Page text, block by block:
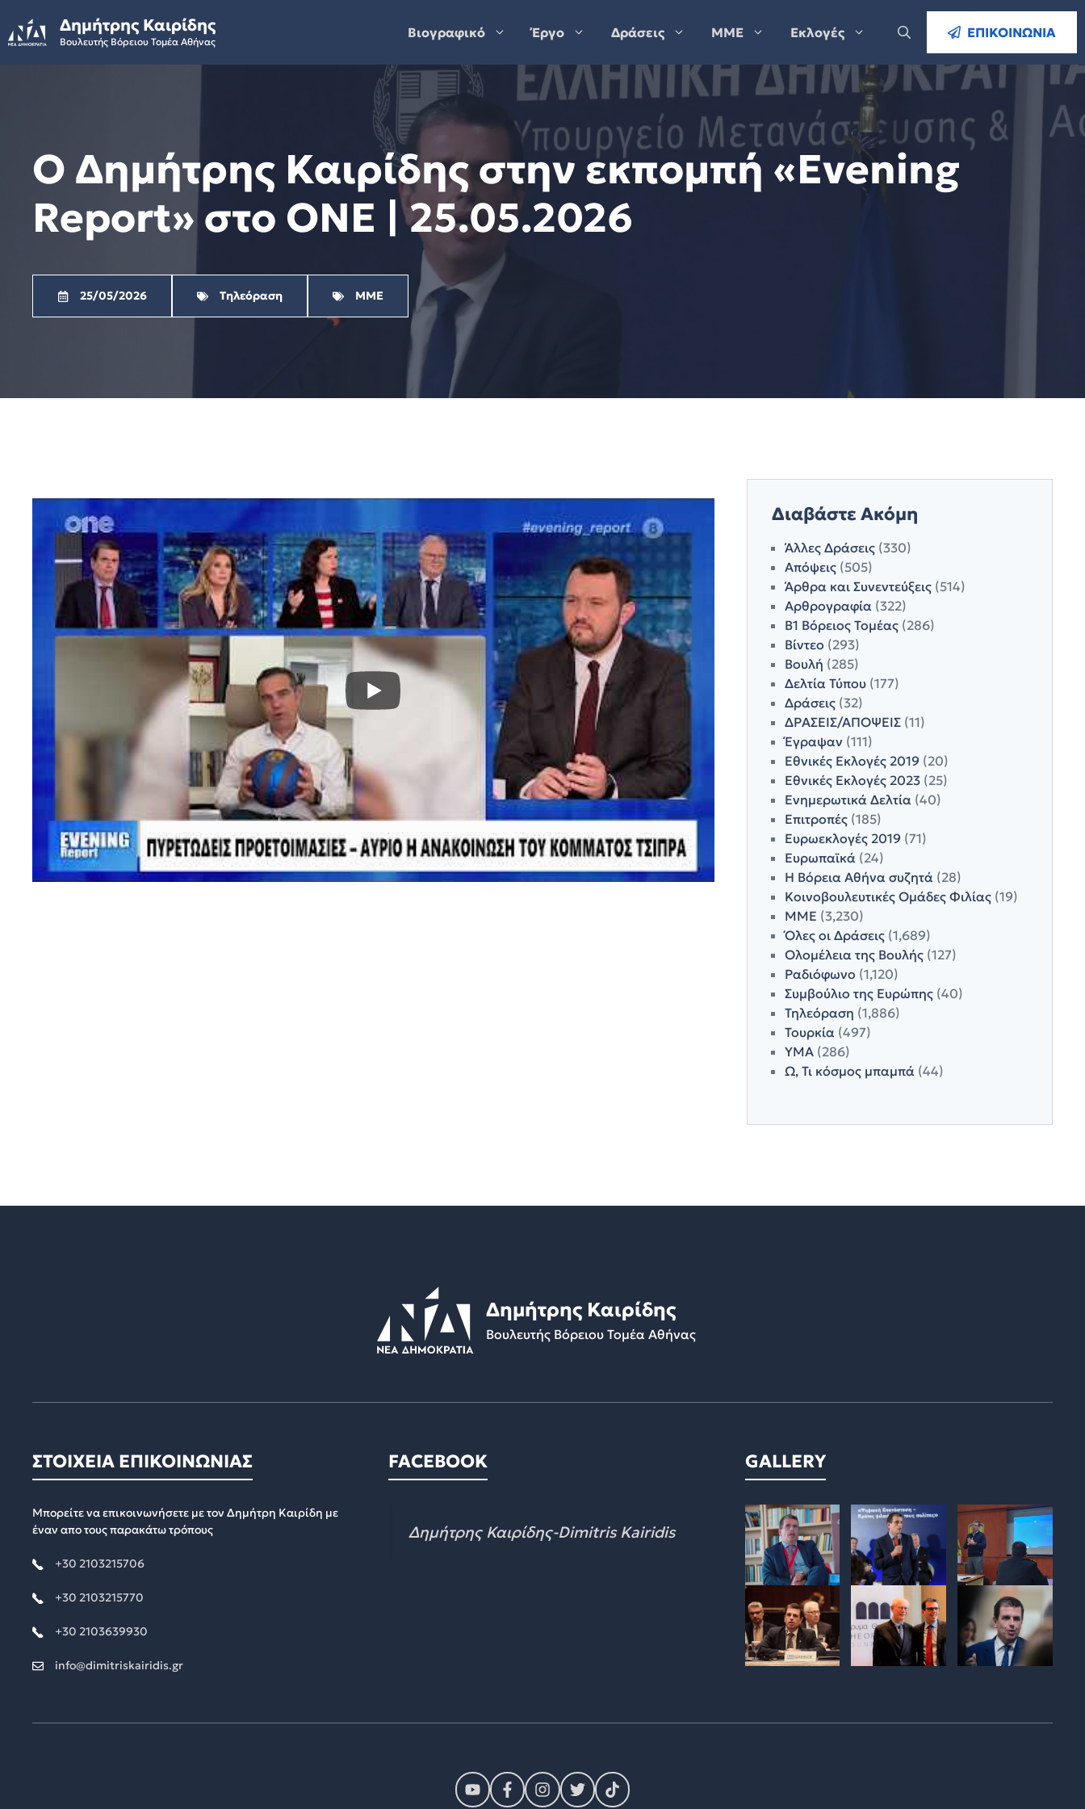
to
content
Δημήτρης Καιρίδης
Βουλευτής Βόρειου Τομέα Αθήνας
Βιογραφικό Έργο Δράσεις ΜΜΕ Εκλογές ΕΠΙΚΟΙΝΩΝΙΑ
Ο Δημήτρης Καιρίδης στην εκπομπή «Evening
Report» στο ONE | 25.05.2026
25/05/2026 Τηλεόραση ΜΜΕ
Διαβάστε Ακόμη
Άλλες Δράσεις(330)
Απόψεις(505)
Άρθρα και Συνεντεύξεις(514)
Αρθρογραφία(322)
Β1 Βόρειος Τομέας(286)
Βίντεο (293)
Βουλή (285)
Δελτία Τύπου(177)
Δράσεις(32)
ΔΡΑΣΕΙΣ/ΑΠΟΨΕΙΣ(11)
Έγραψαν (111)
Εθνικές Εκλογές 2019 (20)
Εθνικές Εκλογές 2023(25)
Ενημερωτικά Δελτία(40)
Επιτροπές(185)
Ευρωεκλογές 2019 (71)
Ευρωπαϊκά(24)
Η Βόρεια Αθήνα συζητά(28)
Κοινοβουλευτικές Ομάδες Φιλίας(19)
ΜΜΕ (3,230)
Όλες οι Δράσεις(1,689)
Ολομέλεια της Βουλής(127)
Ραδιόφωνο (1,120)
Συμβούλιο της Ευρώπης(40)
Τηλεόραση (1,886)
Τουρκία(497)
ΥΜΑ(286)
Ω, Τι κόσμος μπαμπά(44)
Δημήτρης Καιρίδης
Βουλευτής Βόρειου Τομέα Αθήνας
ΣΤΟΙΧΕΙΑ ΕΠΙΚΟΙΝΩΝΙΑΣ
Μπορείτε να επικοινωνήσετε με τον Δημήτρη Καιρίδη με
έναν απο τους παρακάτω τρόπους
+30 2103215706
+30 2103215770
+30 2103639930
info@dimitriskairidis.gr
FACEBOOK
Δημήτρης Καιρίδης-Dimitris Kairidis
GALLERY